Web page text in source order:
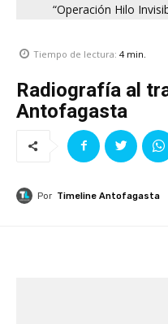
“Operación Hilo
Tiempo de lectura: 4min.
Radiografía al
Antofagasta
Por Timeline Antofagasta